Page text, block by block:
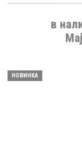
в
НОВИНКА